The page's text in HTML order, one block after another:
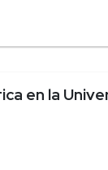
en la